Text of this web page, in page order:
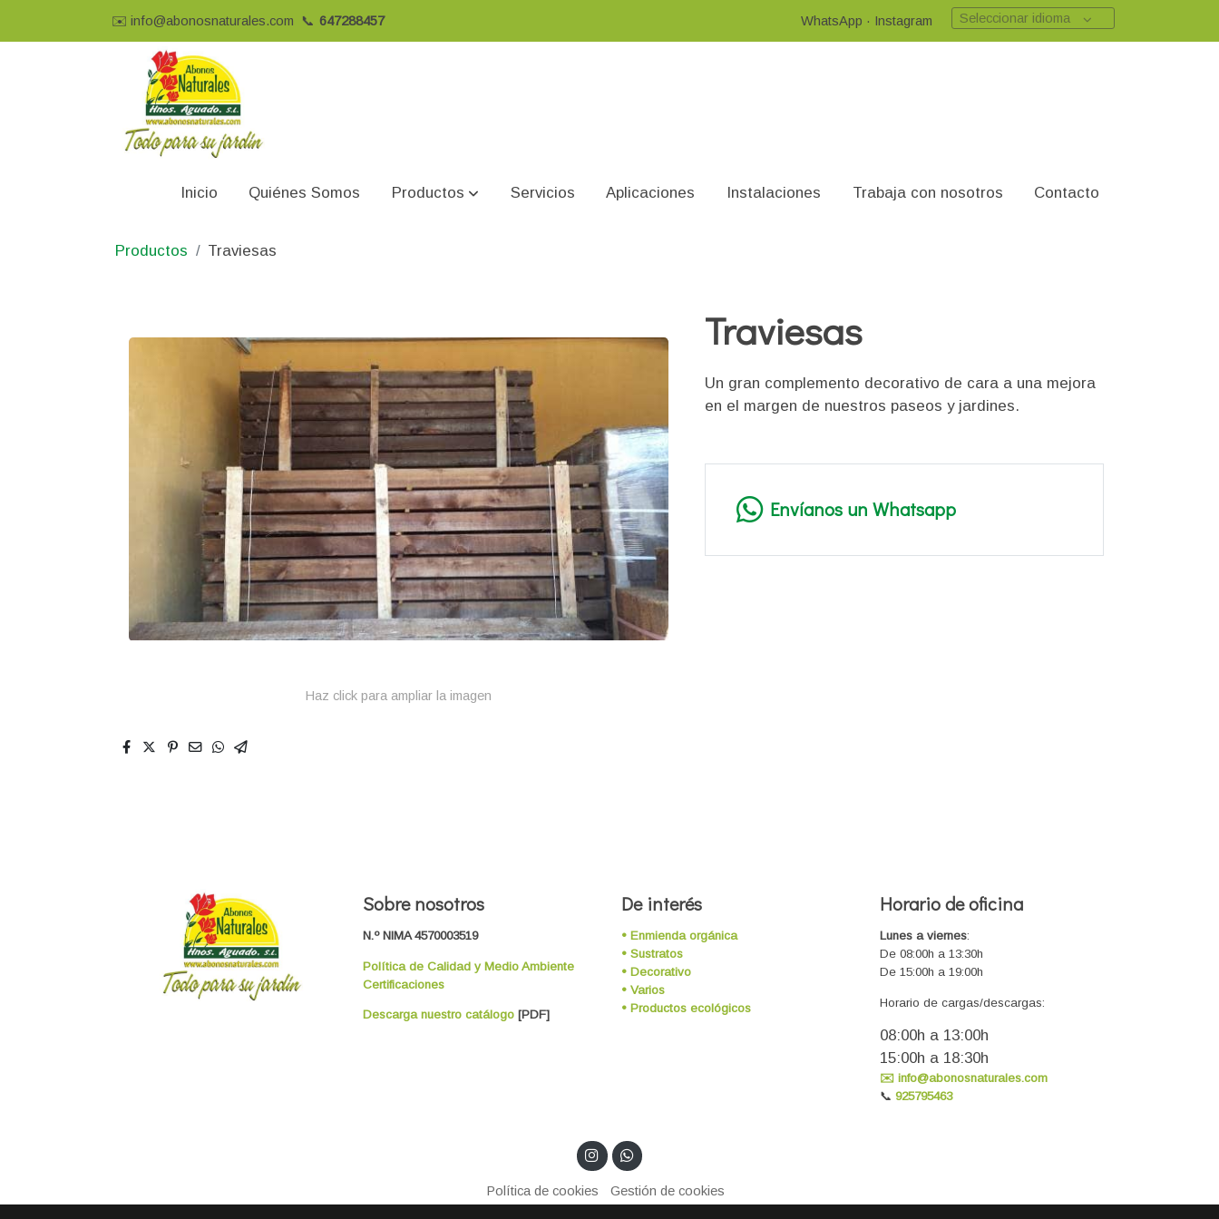
✉️ info@abonosnaturales.com 📞 647288457 WhatsApp · Instagram Seleccionar idioma
Inicio Quiénes Somos Productos Servicios Aplicaciones Instalaciones Trabaja con nosotros Contacto
Productos Traviesas
Haz click para ampliar la imagen
Traviesas
Un gran complemento decorativo de cara a una mejora
en el margen de nuestros paseos y jardines.
Envíanos un Whatsapp
Sobre nosotros
N.º NIMA 4570003519
Política de Calidad y Medio Ambiente
Certificaciones
Descarga nuestro catálogo[PDF]
De interés
• Enmienda orgánica
• Sustratos
• Decorativo
• Varios
• Productos ecológicos
Horario de oficina
Lunes a viernes:
De 08:00h a 13:30h
De 15:00h a 19:00h
Horario de cargas/descargas:
08:00h a 13:00h
15:00h a 18:30h
✉️ info@abonosnaturales.com
📞 925795463
Política de cookies Gestión de cookies